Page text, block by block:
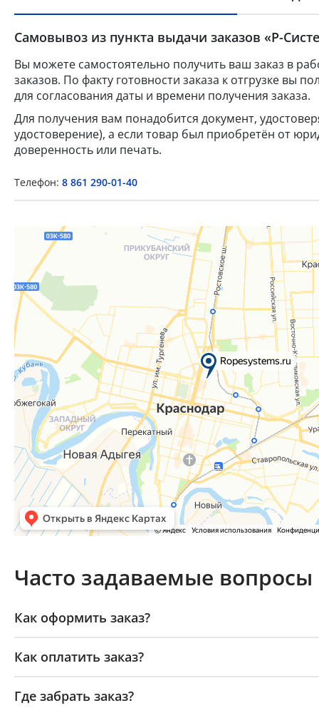
Самовывоз из пункта выдачи заказов «Р-
Вы можете самостоятельно получить ваш заказ в
заказов. По факту готовности заказа к отгрузке вы
для согласования даты и времени получения заказа.
Для получения вам понадобится документ,
удостоверение), а если товар был приобретён от
доверенность или печать.
Телефон: 8 861 290-01-40
Часто задаваемые вопросы
Как оформить заказ?
Как оплатить заказ?
Где забрать заказ?